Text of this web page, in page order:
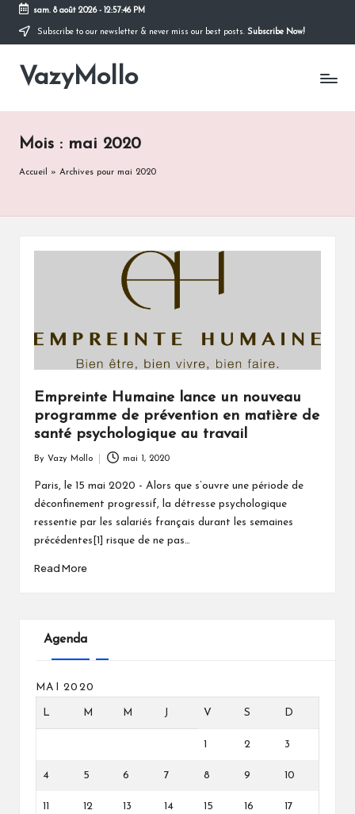
Skip
content
sam. 8 août 2026- 12:57:46 PM
Subscribe to our newsletter & never miss our best posts. Subscribe Now!
VazyMollo
Pensez
Prenez
temps
Mois : mai 2020
Accueil » Archives pour mai 2020
Empreinte Humaine lance un nouveau
programme de prévention en matière de
santé psychologique au travail
Posted
by
By Vazy Mollo mai 1, 2020
Paris, le 15 mai 2020 - Alors que s’ouvre une période de
déconfinement progressif, la détresse psychologique
ressentie par les salariés français durant les semaines
précédentes[1] risque de ne pas…
Read More
Agenda
MAI 2020
L M M J V S D
2 3
4 5 6 7 8 9 10
12 13 14 15 16 17